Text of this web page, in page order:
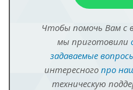
Чтобы помочь Вам с
мы приготовили
задаваемые
интересного про
техническую